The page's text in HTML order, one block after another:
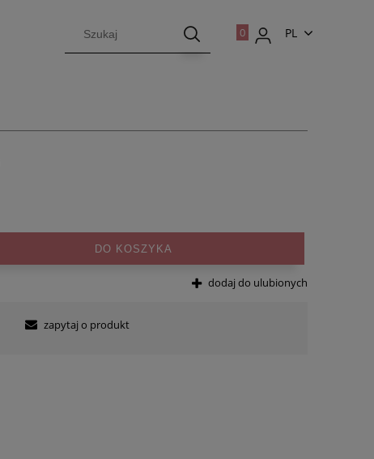
PL
DO KOSZYKA
dodaj do ulubionych
zapytaj o produkt